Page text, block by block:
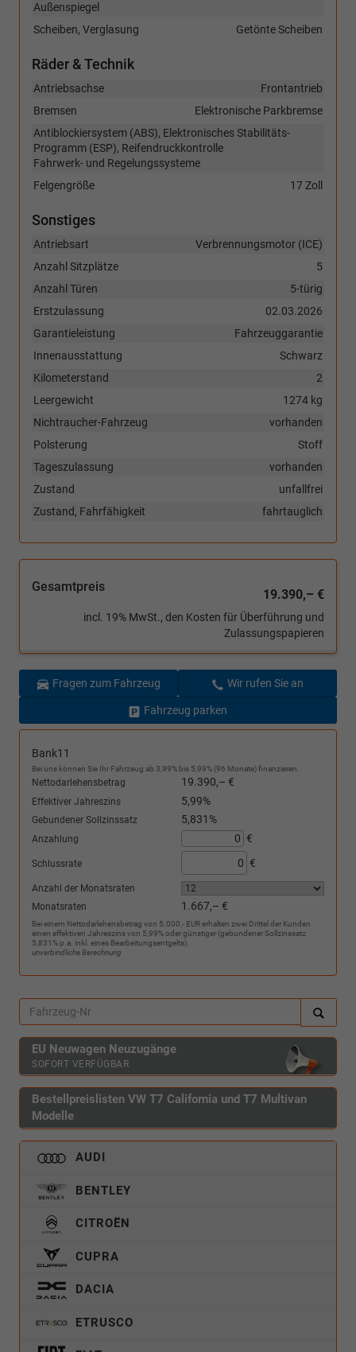
Außenspiegel
Getönte Scheiben
Scheiben, Verglasung
Räder & Technik
Frontantrieb
Antriebsachse
Elektronische Parkbremse
Bremsen
Antiblockiersystem (ABS), Elektronisches Stabilitäts-
Programm (ESP), Reifendruckkontrolle
Fahrwerk- und Regelungssysteme
17 Zoll
Felgengröße
Sonstiges
Verbrennungsmotor (ICE)
Antriebsart
5
Anzahl Sitzplätze
5-türig
Anzahl Türen
02.03.2026
Erstzulassung
Fahrzeuggarantie
Garantieleistung
Schwarz
Innenausstattung
2
Kilometerstand
1274 kg
Leergewicht
vorhanden
Nichtraucher-Fahrzeug
Stoff
Polsterung
vorhanden
Tageszulassung
unfallfrei
Zustand
fahrtauglich
Zustand, Fahrfähigkeit
Gesamtpreis
19.390,– €
incl. 19% MwSt., den Kosten für Überführung und
Zulassungspapieren
Fragen zum Fahrzeug Wir rufen Sie an
Fahrzeug parken
Bank11
Bei uns können Sie Ihr Fahrzeug ab 3,99% bis 5,99% (96 Monate) finanzieren.
Nettodarlehensbetrag 19.390,– €
Effektiver Jahreszins 5,99%
Gebundener Sollzinssatz 5,831%
Anzahlung €
Schlussrate €
Anzahl der Monatsraten
Monatsraten
1.667,– €
Bei einem Nettodarlehensbetrag von 5.000,- EUR erhalten zwei Drittel der Kunden
einen effektiven Jahreszins von 5,99% oder günstiger (gebundener Sollzinssatz
5,831% p.a. inkl. eines Bearbeitungsentgelts).
unverbindliche Berechnung
EU Neuwagen Neuzugänge
SOFORT VERFÜGBAR
Bestellpreislisten VW T7 California und T7 Multivan
Modelle
AUDI
BENTLEY
CITROËN
CUPRA
DACIA
ETRUSCO